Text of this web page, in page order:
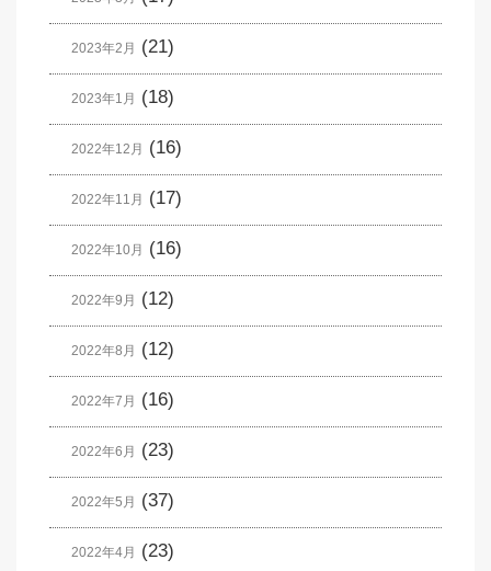
2023年2月 (21)
2023年1月 (18)
2022年12月 (16)
2022年11月 (17)
2022年10月 (16)
2022年9月 (12)
2022年8月 (12)
2022年7月 (16)
2022年6月 (23)
2022年5月 (37)
2022年4月 (23)